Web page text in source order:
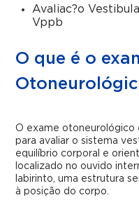
Avaliac?o
Vppb
O que é o
O exame otoneurológico
para avaliar o sistema
equilíbrio corporal e
localizado no ouvido
labirinto, uma estrutura
à posição do corpo.